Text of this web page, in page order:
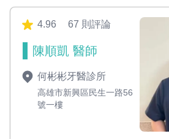
4.96 67 則評論
陳順凱 醫師
何彬彬牙醫診所
高雄市新興區民生一路56
號一樓